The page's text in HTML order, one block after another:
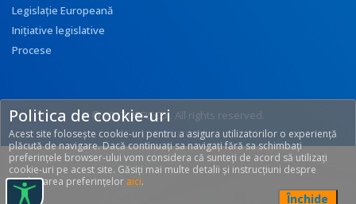
Legislație Europeană
Inițiative legislative
Procese
© 2017 UEFISCDI. All rights reserved.
[T: 0.2873, O: 133]
Politica de cookie-uri
Acest site folosește cookie-uri pentru a asigura utilizatorilor o experiență
plăcută de navigare. Dacă continuați sa navigați fără sa schimbați
preferințele browser-ului vom considera că sunteți de acord să utilizați
cookie-uri pe acest site. Găsiți mai multe detalii și instrucțiuni despre
modificarea preferințelor aici.